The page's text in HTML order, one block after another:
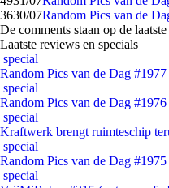
3630/07Random Pics van de
De comments staan op de
Laatste reviews en specials
special
Random Pics van de Dag #1977
special
Random Pics van de Dag #1976
special
Kraftwerk brengt ruimteschip
special
Random Pics van de Dag #1975
special